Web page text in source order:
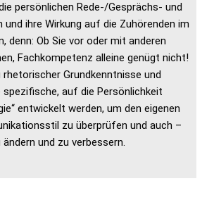
persönlichen Rede-/Gesprächs- und
ihre Wirkung auf die Zuhörenden im
denn: Ob Sie vor oder mit anderen
Fachkompetenz alleine genügt nicht!
Grundkenntnisse und
spezifische, auf die Persönlichkeit
entwickelt werden, um den eigenen
zu überprüfen und auch –
und zu verbessern.